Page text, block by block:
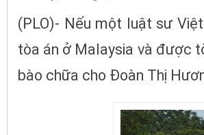
(PLO)- Nếu một luật sư
tòa án ở Malaysia và được
bào chữa cho Đoàn Thị